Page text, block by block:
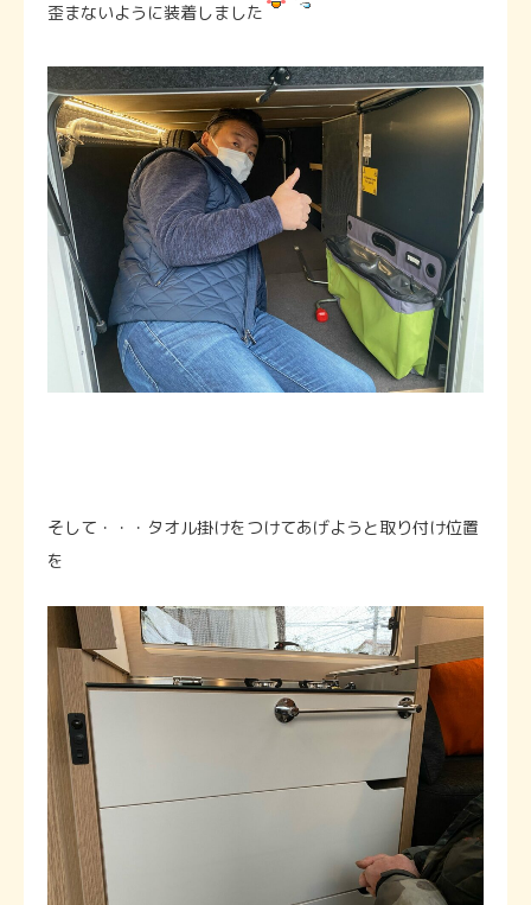
歪まないように装着しました
そして・・・タオル掛けをつけてあげようと取り付け位置
を